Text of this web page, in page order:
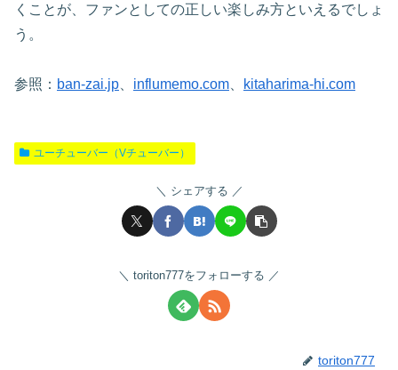
くことが、ファンとしての正しい楽しみ方といえるでしょ
う。
参照： ban-zai.jp、 influmemo.com、 kitaharima-hi.com
ユーチューバー（Vチューバー）
シェアする
toriton777をフォローする
toriton777